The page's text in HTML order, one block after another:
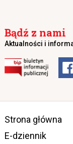
Bądź z nami
Aktualności i
Strona główna
E-dziennik